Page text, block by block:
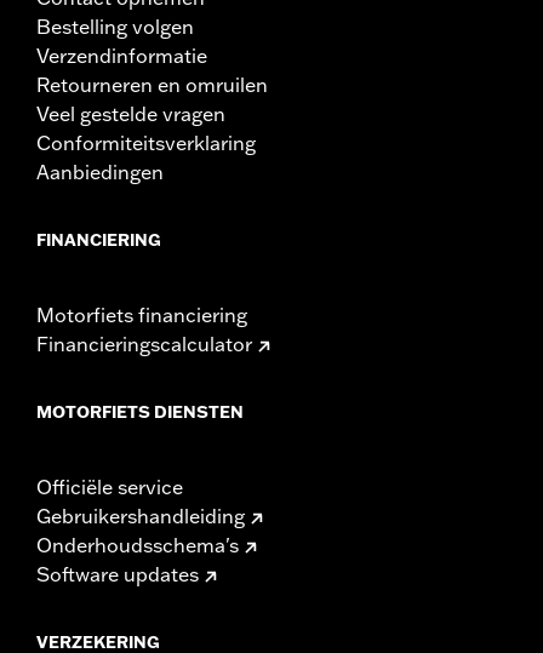
Bestelling volgen
Verzendinformatie
Retourneren en omruilen
Veel gestelde vragen
Conformiteitsverklaring
Aanbiedingen
FINANCIERING
Motorfiets financiering
Financieringscalculator
MOTORFIETS DIENSTEN
Officiële service
Gebruikershandleiding
Onderhoudsschema's
Software updates
VERZEKERING